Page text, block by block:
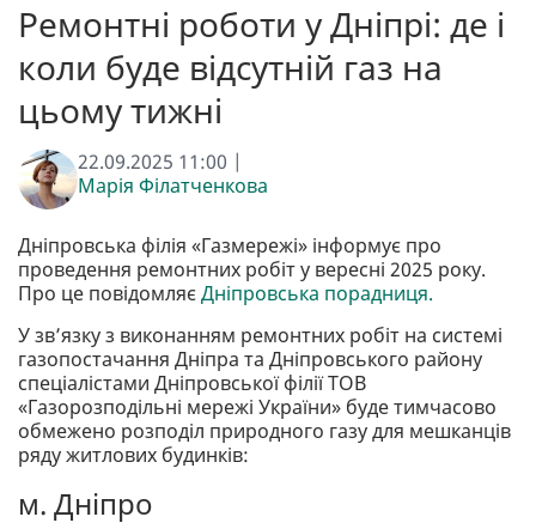
Ремонтні роботи у Дніпрі: де і
коли буде відсутній газ на
цьому тижні
22.09.2025 11:00 |
Марія Філатченкова
Дніпровська філія «Газмережі» інформує про
проведення ремонтних робіт у вересні 2025 року.
Про це повідомляєДніпровська порадниця.
У зв’язку з виконанням ремонтних робіт на системі
газопостачання Дніпра та Дніпровського району
спеціалістами Дніпровської філії ТОВ
«Газорозподільні мережі України» буде тимчасово
обмежено розподіл природного газу для мешканців
ряду житлових будинків:
м. Дніпро